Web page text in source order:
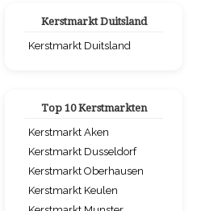
Kerstmarkt Duitsland
Kerstmarkt Duitsland
Top 10 Kerstmarkten
Kerstmarkt Aken
Kerstmarkt Dusseldorf
Kerstmarkt Oberhausen
Kerstmarkt Keulen